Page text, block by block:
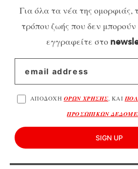
Για όλα τα νέα της ομορφιάς,
τρόπου ζωής που δεν
εγγραφείτε στο
ΑΠΟΔΟΧΗ ΟΡΩΝ ΧΡΗΣΗΣ, ΚΑΙ
ΠΡΟΣΩΠΙΚΩΝ
SIGN UP